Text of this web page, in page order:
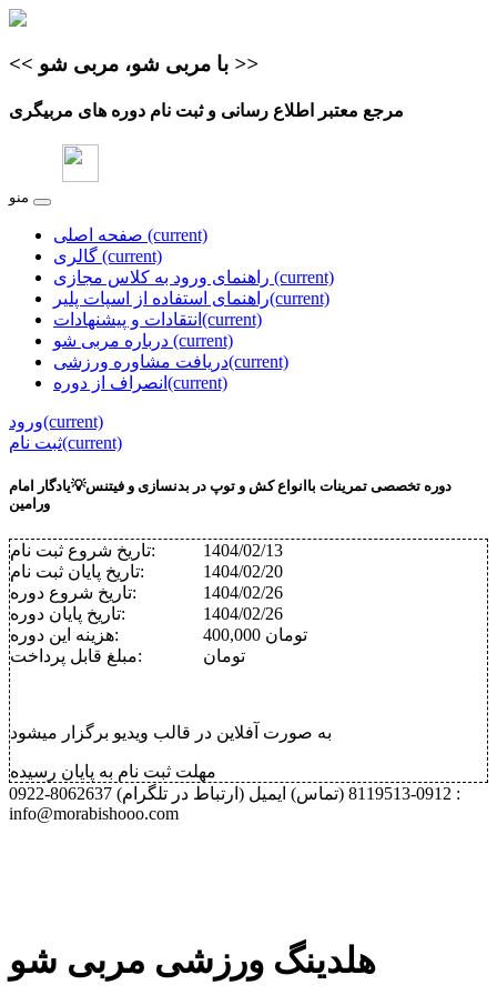
<< >>
مرجع معتبر اطلاع‌ رسانی و ثبت نام دوره های مربیگری
منو
(current)
(current)
(current)
راهنمای استفاده از اسپات پلیر(current)
انتقادات و پیشنهادات (current)
(current)
دریافت مشاوره ورزشی(current)
انصراف از دوره (current)
ورود(current)
ثبت نام(current)
دوره تخصصی تمرینات باانواع کش و توپ در بدنسازی و فیتنس💡یادگار امام
ورامین
تاریخ شروع ثبت نام:
1404/02/13
تاریخ پایان ثبت نام:
1404/02/20
تاریخ شروع دوره:
1404/02/26
تاریخ پایان دوره:
1404/02/26
هزینه این دوره:
400,000 تومان
مبلغ قابل پرداخت:
تومان
به صورت آفلاین در قالب ویدیو برگزار میشود
مهلت ثبت نام به پایان رسیده
0922-8062637 (ارتباط در تلگرام)
0912-8119513 (تماس)
ایمیل :
info@morabishooo.com
هلدینگ ورزشی مربی شو